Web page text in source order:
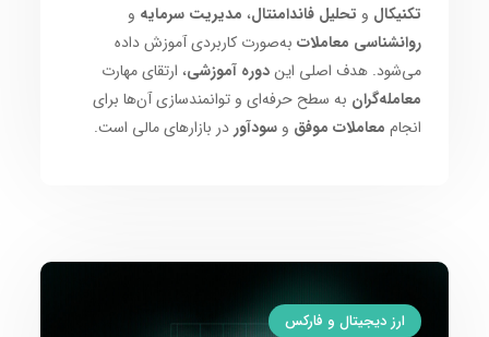
تکنیکال و تحلیل فاندامنتال، مدیریت سرمایه و
روانشناسی معاملات به‌صورت کاربردی آموزش داده
می‌شود. هدف اصلی ایندوره آموزشی، ارتقای مهارت
معامله‌گران به سطح حرفه‌ای و توانمندسازی آن‌ها برای
انجام معاملات موفق وسودآور در بازارهای مالی است.
ارز دیجیتال و فارکس